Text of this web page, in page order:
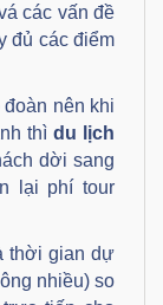
các vấn đề
đủ các điểm
nên khi
thì du lịch
dời sang
lại phí tour
thời gian dự
nhiều) so